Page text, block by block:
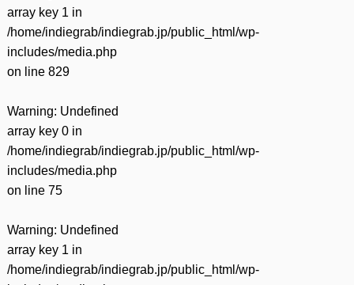
array key 1 in
/home/indiegrab/indiegrab.jp/public_html/wp-
includes/media.php
on line 829
Warning: Undefined
array key 0 in
/home/indiegrab/indiegrab.jp/public_html/wp-
includes/media.php
on line 75
Warning: Undefined
array key 1 in
/home/indiegrab/indiegrab.jp/public_html/wp-